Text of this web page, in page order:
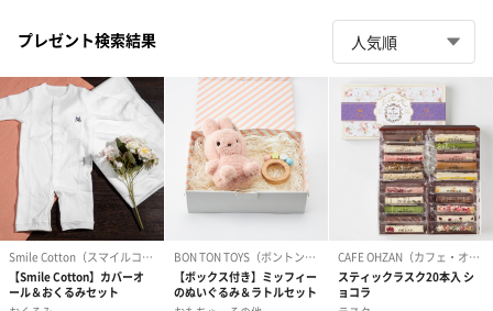
プレゼント検索結果